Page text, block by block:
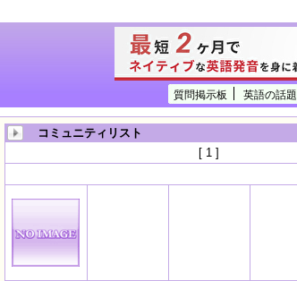
質問掲示板 英語の話題
コミュニティリスト
[ 1 ]